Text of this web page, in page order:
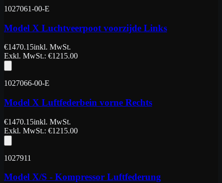
1027061-00-E
Model X Luchtveerpoot voorzijde Links
€1470.15inkl. MwSt.
Exkl. MwSt.: €1215.00
1027066-00-E
Model X Luftfederbein vorne Rechts
€1470.15inkl. MwSt.
Exkl. MwSt.: €1215.00
1027911
Model X/S - Kompressor Luftfederung